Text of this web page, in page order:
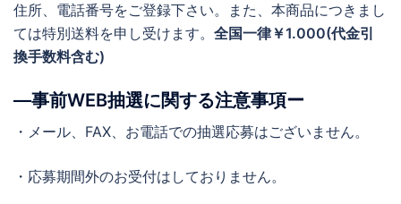
住所、電話番号をご登録下さい。また、本商品につきまし
ては特別送料を申し受けます。 全国一律￥1.000(代金引
換手数料含む)
―事前WEB抽選に関する注意事項ー
・メール、FAX、お電話での抽選応募はございません。
・応募期間外のお受付はしておりません。